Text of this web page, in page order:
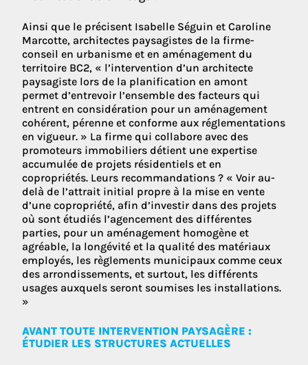
Ainsi que le précisent Isabelle Séguin et Caroline
Marcotte, architectes paysagistes de la firme-
conseil en urbanisme et en aménagement du
territoire BC2, « l’intervention d’un architecte
paysagiste lors de la planification en amont
permet d’entrevoir l’ensemble des facteurs qui
entrent en considération pour un aménagement
cohérent, pérenne et conforme aux réglementations
en vigueur. » La firme qui collabore avec des
promoteurs immobiliers détient une expertise
accumulée de projets résidentiels et en
copropriétés. Leurs recommandations ? « Voir au-
delà de l’attrait initial propre à la mise en vente
d’une copropriété, afin d’investir dans des projets
où sont étudiés l’agencement des différentes
parties, pour un aménagement homogène et
agréable, la longévité et la qualité des matériaux
employés, les règlements municipaux comme ceux
des arrondissements, et surtout, les différents
usages auxquels seront soumises les installations.
»
AVANT TOUTE INTERVENTION PAYSAGÈRE :
ÉTUDIER LES STRUCTURES ACTUELLES